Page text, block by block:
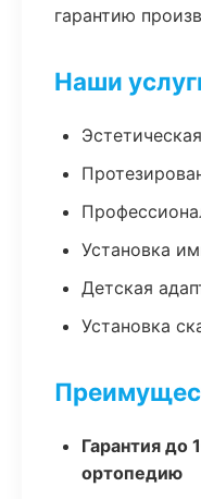
гарантию
Наши
Установка
Детская
Установка
Гарантия до
ортопедию